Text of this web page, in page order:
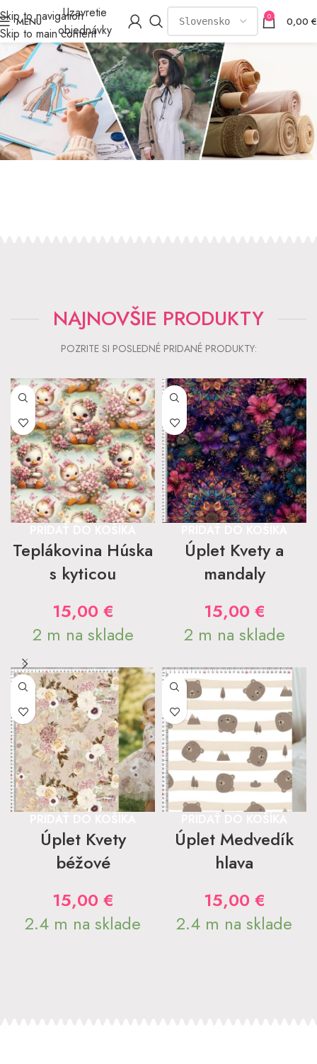
Skip to navigation
Skip to main content
MENU
Uzavretie
objednávky
0 0,00 €
NAJNOVŠIE PRODUKTY
POZRITE SI POSLEDNÉ PRIDANÉ PRODUKTY:
Teplákovina Húska
s kyticou
15,00 €
2 m na sklade
Úplet Kvety a
mandaly
15,00 €
2 m na sklade
Úplet Kvety
béžové
15,00 €
2.4 m na sklade
Úplet Medvedík
hlava
15,00 €
2.4 m na sklade